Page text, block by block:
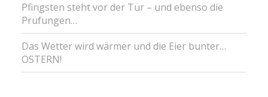
Pfingsten steht vor der Tür – und ebenso die
Prüfungen…
Das Wetter wird wärmer und die Eier bunter…
OSTERN!